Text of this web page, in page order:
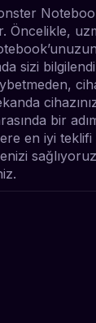
Öncelikle,
sizi
bir
en iyi teklifi